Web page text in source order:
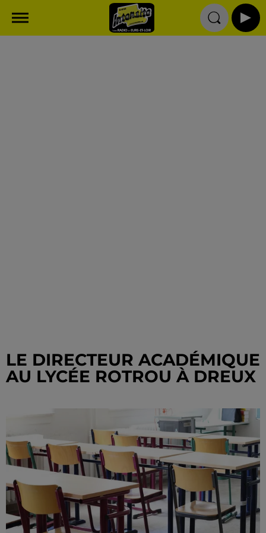
LE DIRECTEUR ACADÉMIQUE
AU LYCÉE ROTROU À DREUX